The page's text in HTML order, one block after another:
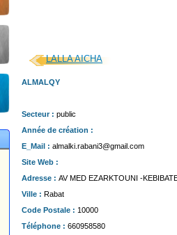
LALLA AICHA
ALMALQY
Secteur : public
Année de création :
E_Mail : almalki.rabani3@gmail.com
Site Web :
Adresse : AV MED EZARKTOUNI -
Ville : Rabat
Code Postale : 10000
Téléphone : 660958580